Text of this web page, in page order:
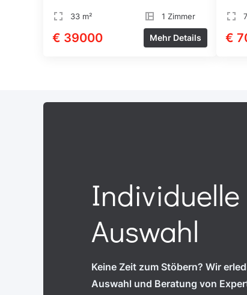
33 m² 1 Zimmer
€ 39000 Mehr Details €
Individuelle
Auswahl
Keine Zeit zum Stöbern? Wir
Auswahl und Beratung von